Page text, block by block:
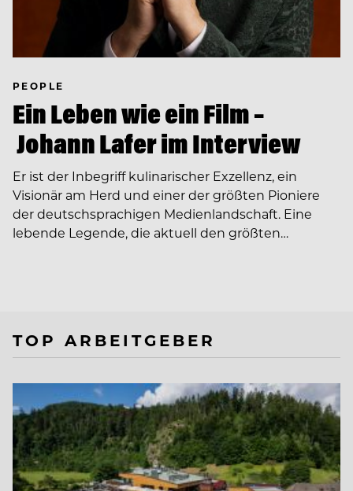
PEOPLE
Ein Leben wie ein Film –
Johann Lafer im Interview
Er ist der Inbegriff kulinarischer Exzellenz, ein
Visionär am Herd und einer der größten Pioniere
der deutschsprachigen Medienlandschaft. Eine
lebende Legende, die aktuell den größten…
TOP ARBEITGEBER